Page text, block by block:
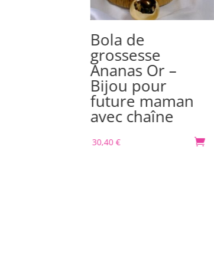
Bola de
grossesse
Ananas Or –
Bijou pour
future maman
avec chaîne
30,40€ 